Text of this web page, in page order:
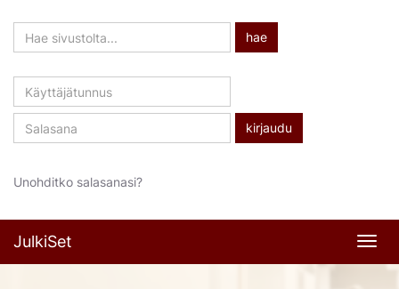
Hae
sivustolta
hae
Käyttäjätunnus
Salasana
Unohditko salasanasi?
JulkiSet